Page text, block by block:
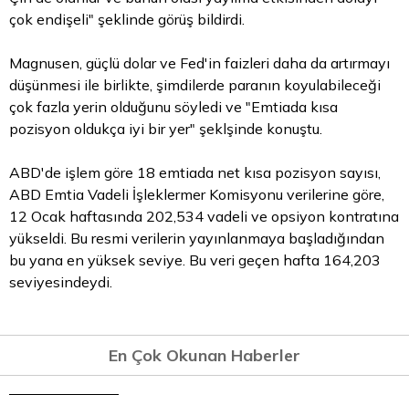
çok endişeli" şeklinde görüş bildirdi.
Magnusen, güçlü dolar ve Fed'in faizleri daha da artırmayı
düşünmesi ile birlikte, şimdilerde paranın koyulabileceği
çok fazla yerin olduğunu söyledi ve "Emtiada kısa
pozisyon oldukça iyi bir yer" şeklşinde konuştu.
ABD'de işlem göre 18 emtiada net kısa pozisyon sayısı,
ABD Emtia Vadeli İşleklermer Komisyonu verilerine göre,
12 Ocak haftasında 202,534 vadeli ve opsiyon kontratına
yükseldi. Bu resmi verilerin yayınlanmaya başladığından
bu yana en yüksek seviye. Bu veri geçen hafta 164,203
seviyesindeydi.
En Çok Okunan Haberler